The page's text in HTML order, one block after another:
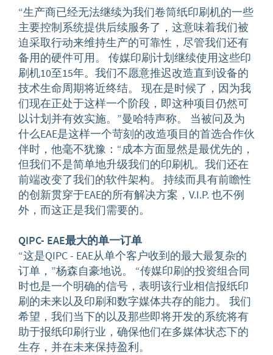
“生产商已经无法继续为我们卷筒纸印刷机的一些
主要控制系统提供后续服务了，这意味着我们被
迫采取行动来维持生产的可靠性，尽管我们还有
备用的硬件可用。 传媒印刷计划继续使用这些印
刷机10至15年。我们不愿意推迟改造直到设备的
技术生命周期将近终结。 现在是时候了，因为我
们现在正处于这样一个阶段，即这种项目仍然可
以计划并有效实施。”曼哈特声称。 当被问及为
什么EAE是这样一个苛刻的改造项目的首选合作伙
伴时，他毫不犹豫：“成本方面显然是最优先的，
但我们不是简单地升级我们的印刷机。我们还在
前端改变了我们的软件架构。 持续而具有前瞻性
的创新贯穿于EAE的所有解决方案，V.I.P. 也不例
外，而这正是我们需要的。
QIPC- EAE最大的单一订单
“这是QIPC - EAE从单个客户收到的最大最复杂的
订单，”杨森自豪地说。 “传媒印刷的投资组合同
时也是一个明确的信号，表明该行业相信报纸印
刷的未来以及印刷和数字媒体共存的能力。 我们
希望，我们当下的以及那些即将开发的系统将有
助于报纸印刷行业，确保他们在多媒体状态下的
生存，并在未来保持盈利。